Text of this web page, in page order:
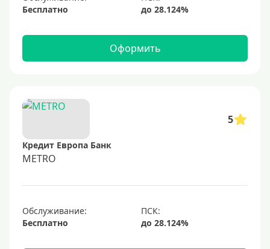
Бесплатно
Оформить
5
Кредит Европа Банк
METRO
Обслуживание:
Бесплатно